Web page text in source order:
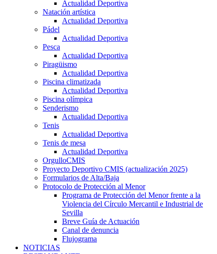
Actualidad Deportiva
Natación artística
Actualidad Deportiva
Pádel
Actualidad Deportiva
Pesca
Actualidad Deportiva
Piragüismo
Actualidad Deportiva
Piscina climatizada
Actualidad Deportiva
Piscina olímpica
Senderismo
Actualidad Deportiva
Tenis
Actualidad Deportiva
Tenis de mesa
Actualidad Deportiva
OrgulloCMIS
Proyecto Deportivo CMIS (actualización 2025)
Formularios de Alta/Baja
Protocolo de Protección al Menor
Programa de Protección del Menor frente a la
Violencia del Círculo Mercantil e Industrial de
Sevilla
Breve Guía de Actuación
Canal de denuncia
Flujograma
NOTICIAS